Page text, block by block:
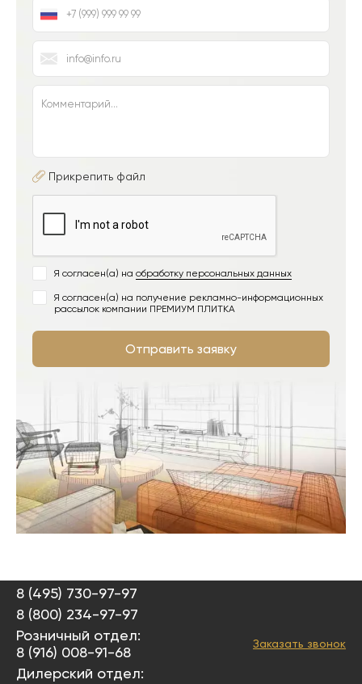
Прикрепить файл
Я согласен(а) на обработку персональных данных
Я согласен(а) на получение рекламно-информационных
рассылок компании ПРЕМИУМ ПЛИТКА
Отправить заявку
8 (495) 730-97-97
8 (800) 234-97-97
Розничный отдел:
8 (916) 008-91-68
Дилерский отдел:
Заказать звонок